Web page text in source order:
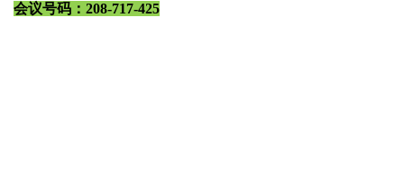
会议号码：208-717-425